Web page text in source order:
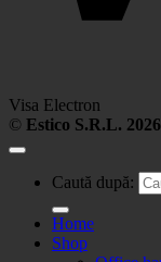
Visa Electron
© Estico S.R.L.
Caută după:
Home
Shop